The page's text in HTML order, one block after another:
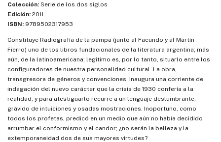
Colección: Serie de los dos siglos
Edición: 2011
ISBN: 9789502317953
Constituye Radiografía de la pampa (junto al Facundo y al Martín
Fierro) uno de los libros fundacionales de la literatura argentina; más
aún, de la latinoamericana; legitimo es, por lo tanto, situarlo entre los
configuradores de nuestra personalidad cultural. La obra,
transgresora de géneros y convenciones, inaugura una corriente de
indagación del nuevo carácter que la crisis de 1930 confería a la
realidad, y para atestiguarlo recurre a un lenguaje deslumbrante,
grávido de intuiciones y osadas mostraciones. Inoportuno, como
todos los profetas, predicó en un medio que aún no había decidido
arrumbar el conformismo y el candor; ¿no serán la belleza y la
extemporaneidad dos de sus mayores virtudes?